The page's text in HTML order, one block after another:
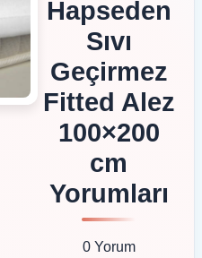
Hapseden
Sıvı
Geçirmez
Fitted Alez
100×200
cm
Yorumları
0 Yorum